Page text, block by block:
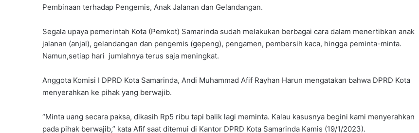
Pembinaan terhadap Pengemis, Anak Jalanan dan Gelandangan.
Segala upaya pemerintah Kota (Pemkot) Samarinda sudah melakukan berbagai cara dalam menertibkan anak
jalanan (anjal), gelandangan dan pengemis (gepeng), pengamen, pembersih kaca, hingga peminta-minta.
Namun,setiap hari jumlahnya terus saja meningkat.
Anggota Komisi I DPRD Kota Samarinda, Andi Muhammad Afif Rayhan Harun mengatakan bahwa DPRD Kota
menyerahkan ke pihak yang berwajib.
“Minta uang secara paksa, dikasih Rp5 ribu tapi balik lagi meminta. Kalau kasusnya begini kami menyerahkan
pada pihak berwajib,” kata Afif saat ditemui di Kantor DPRD Kota Samarinda Kamis (19/1/2023).